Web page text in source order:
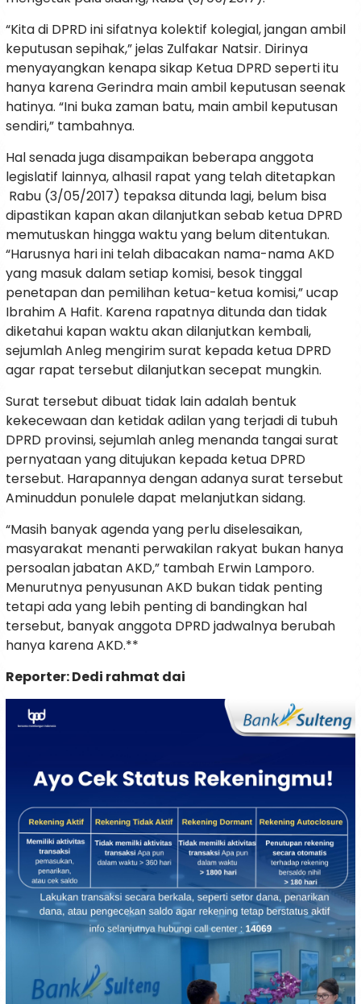
“Kita di DPRD ini sifatnya kolektif kolegial, jangan ambil
keputusan sepihak,” jelas Zulfakar Natsir. Dirinya
menyayangkan kenapa sikap Ketua DPRD seperti itu
hanya karena Gerindra main ambil keputusan seenak
hatinya. “Ini buka zaman batu, main ambil keputusan
sendiri,” tambahnya.
Hal senada juga disampaikan beberapa anggota
legislatif lainnya, alhasil rapat yang telah ditetapkan
Rabu (3/05/2017) tepaksa ditunda lagi, belum bisa
dipastikan kapan akan dilanjutkan sebab ketua DPRD
memutuskan hingga waktu yang belum ditentukan.
“Harusnya hari ini telah dibacakan nama-nama AKD
yang masuk dalam setiap komisi, besok tinggal
penetapan dan pemilihan ketua-ketua komisi,” ucap
Ibrahim A Hafit. Karena rapatnya ditunda dan tidak
diketahui kapan waktu akan dilanjutkan kembali,
sejumlah Anleg mengirim surat kepada ketua DPRD
agar rapat tersebut dilanjutkan secepat mungkin.
Surat tersebut dibuat tidak lain adalah bentuk
kekecewaan dan ketidak adilan yang terjadi di tubuh
DPRD provinsi, sejumlah anleg menanda tangai surat
pernyataan yang ditujukan kepada ketua DPRD
tersebut. Harapannya dengan adanya surat tersebut
Aminuddun ponulele dapat melanjutkan sidang.
“Masih banyak agenda yang perlu diselesaikan,
masyarakat menanti perwakilan rakyat bukan hanya
persoalan jabatan AKD,” tambah Erwin Lamporo.
Menurutnya penyusunan AKD bukan tidak penting
tetapi ada yang lebih penting di bandingkan hal
tersebut, banyak anggota DPRD jadwalnya berubah
hanya karena AKD.**
Reporter: Dedi rahmat dai